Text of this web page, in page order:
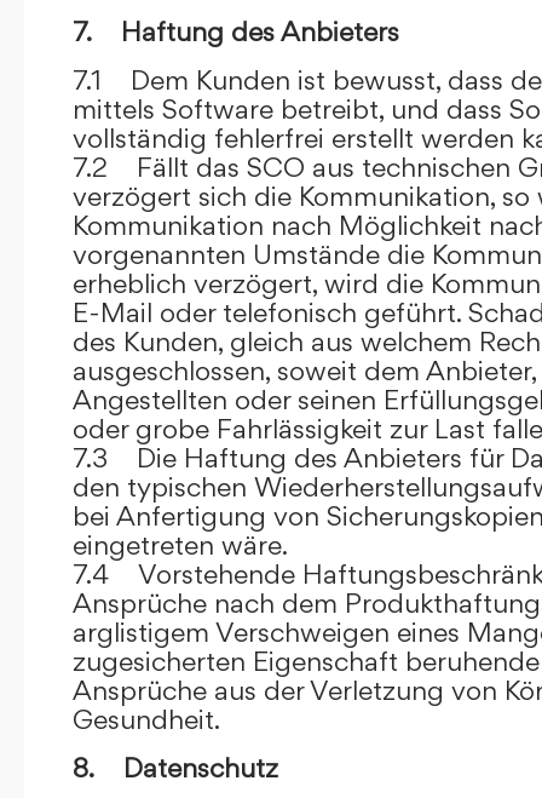
7. Haftung des Anbieters
7.1 Dem Kunden ist bewusst, dass
mittels Software betreibt, und dass
vollständig fehlerfrei erstellt werden
7.2 Fällt das SCO aus technischen
verzögert sich die Kommunikation, so
Kommunikation nach Möglichkeit
vorgenannten Umstände die
erheblich verzögert, wird die
E-Mail oder telefonisch geführt.
des Kunden, gleich aus welchem
ausgeschlossen, soweit dem
Angestellten oder seinen
oder grobe Fahrlässigkeit zur Last
7.3 Die Haftung des Anbieters für
den typischen
bei Anfertigung von
eingetreten wäre.
7.4 Vorstehende
Ansprüche nach dem
arglistigem Verschweigen eines
zugesicherten Eigenschaft
Ansprüche aus der Verletzung von
Gesundheit.
8. Datenschutz